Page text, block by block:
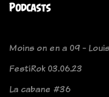
Podcasts
Moins on en a 09 -
FestiRok 03.06.23
La cabane #36